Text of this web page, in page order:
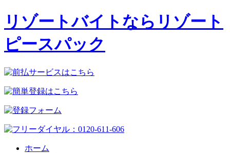
リゾートバイトならリゾート
ピースパック
ホーム